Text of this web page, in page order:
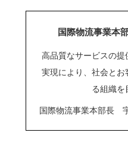
国際物流事業本
高品質なサービスの
実現により、社会とお
る組織を
国際物流事業本部長